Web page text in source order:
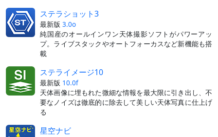
ステラショット3
最新版 3.0o
純国産のオールインワン天体撮影ソフトがパワーアッ
プ。ライブスタックやオートフォーカスなど新機能も搭
載
ステライメージ10
最新版 10.0f
天体画像に埋もれた微細な情報を最大限に引き出し、不
要なノイズは徹底的に除去して美しい天体写真に仕上げ
る
星空ナビ